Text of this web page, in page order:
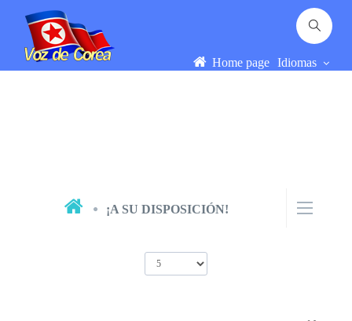
Home page Idiomas
¡A SU DISPOSICIÓN!